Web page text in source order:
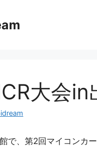
大会in
で、第2回マイコンカ